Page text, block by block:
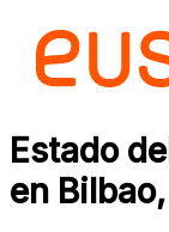
Estado
en